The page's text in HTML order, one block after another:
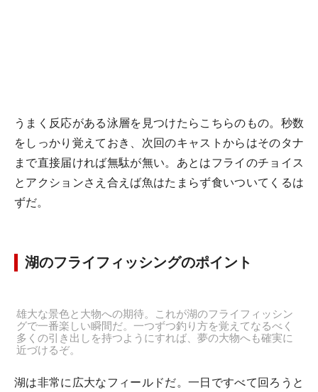
うまく反応がある泳層を見つけたらこちらのもの。秒数
をしっかり覚えておき、次回のキャストからはそのタナ
まで直接届ければ無駄が無い。あとはフライのチョイス
とアクションさえ合えば魚はたまらず食いついてくるは
ずだ。
湖のフライフィッシングのポイント
雄大な景色と大物への期待。これが湖のフライフィッシン
グで一番楽しい瞬間だ。一つずつ釣り方を覚えてなるべく
多くの引き出しを持つようにすれば、夢の大物へも確実に
近づけるぞ。
湖は非常に広大なフィールドだ。一日ですべて回ろうと